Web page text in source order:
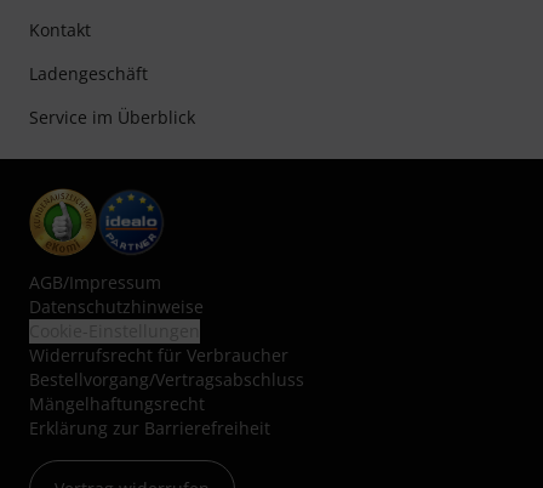
Kontakt
Ladengeschäft
Service im Überblick
AGB/Impressum
Datenschutzhinweise
Widerrufsrecht für Verbraucher
Bestellvorgang/Vertragsabschluss
Mängelhaftungsrecht
Erklärung zur Barrierefreiheit